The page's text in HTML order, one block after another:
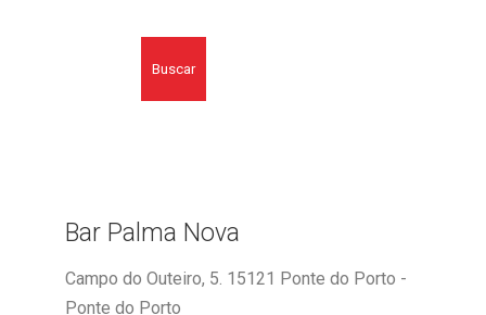
Buscar
Bar Palma Nova
Campo do Outeiro, 5. 15121 Ponte do Porto -
Ponte do Porto